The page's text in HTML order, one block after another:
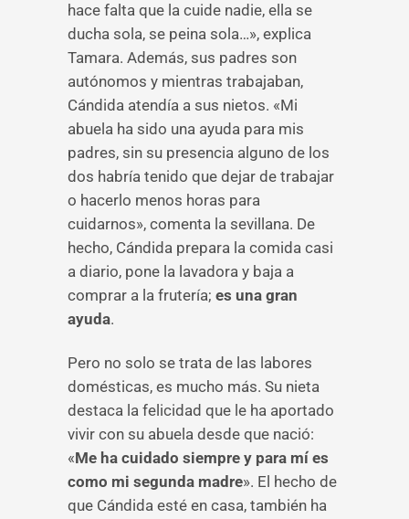
hace falta que la cuide nadie, ella se
ducha sola, se peina sola…», explica
Tamara. Además, sus padres son
autónomos y mientras trabajaban,
Cándida atendía a sus nietos. «Mi
abuela ha sido una ayuda para mis
padres, sin su presencia alguno de los
dos habría tenido que dejar de trabajar
o hacerlo menos horas para
cuidarnos», comenta la sevillana. De
hecho, Cándida prepara la comida casi
a diario, pone la lavadora y baja a
comprar a la frutería; es una gran
ayuda.
Pero no solo se trata de las labores
domésticas, es mucho más. Su nieta
destaca la felicidad que le ha aportado
vivir con su abuela desde que nació:
«Me ha cuidado siempre y para mí es
como mi segunda madre». El hecho de
que Cándida esté en casa, también ha